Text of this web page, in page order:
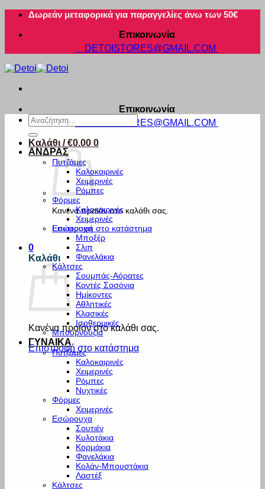
Μετάβαση
περιεχόμενο
Δωρεάν μεταφορικά για παραγγελίες άνω των 50€
Επικοινωνία
DETOISTORES@GMAIL.COM
Επικοινωνία
DETOISTORES@GMAIL.COM
Καλάθι /€0.00 0
Κανένα προϊόν στο καλάθι σας.
Επιστροφή στο κατάστημα
0
Καλάθι
Κανένα προϊόν στο καλάθι σας.
Επιστροφή στο κατάστημα
Αναζήτηση
για:
ΑΝΔΡΑΣ
Πυτζάμες
Καλοκαιρινές
Χειμερινές
Ρόμπες
Φόρμες
Καλοκαιρινές
Χειμερινές
Εσώρουχα
Μποξέρ
Σλιπ
Φανελάκια
Κάλτσες
Σουμπάς-Αόρατες
Κοντές Σοσόνια
Ημίκοντες
Αθλητικές
Κλασικές
Ισοθερμικές
Μπουρνούζια
ΓΥΝΑΙΚΑ
Πυτζάμες
Καλοκαιρινές
Χειμερινές
Ρόμπες
Νυχτικές
Φόρμες
Χειμερινές
Εσώρουχα
Σουτιέν
Κυλοτάκια
Κορμάκια
Φανελάκια
Κολάν-Μπουστάκια
Λαστέξ
Κάλτσες